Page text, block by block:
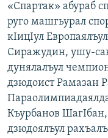
«Спартак» абураб
руго машгьурал
кIицIул
Сиражудин, ушу-
дунялалъул
дзюдоист Рамазан
Параолимпиадаялд
Къурбанов ШагIбан,
дзюдоялъул